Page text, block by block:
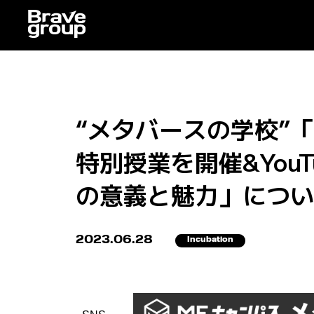
“メタバースの学校”
特別授業を開催
の意義と魅力」につ
2023.06.28 Incubation